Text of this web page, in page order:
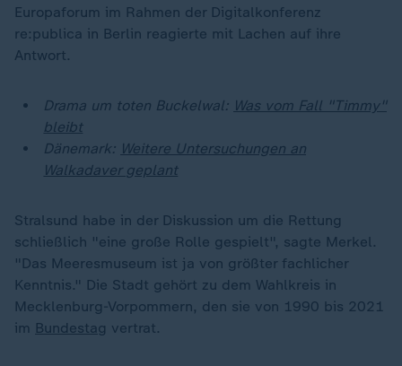
Europaforum im Rahmen der Digitalkonferenz
re:publica in Berlin reagierte mit Lachen auf ihre
Antwort.
Drama um toten Buckelwal: Was vom Fall "Timmy"
bleibt
Dänemark: Weitere Untersuchungen an
Walkadaver geplant
Stralsund habe in der Diskussion um die Rettung
schließlich "eine große Rolle gespielt", sagte Merkel.
"Das Meeresmuseum ist ja von größter fachlicher
Kenntnis." Die Stadt gehört zu dem Wahlkreis in
Mecklenburg-Vorpommern, den sie von 1990 bis 2021
im Bundestag vertrat.